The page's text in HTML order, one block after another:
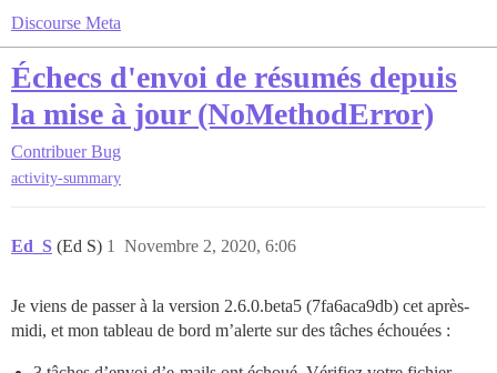
Discourse Meta
Échecs d'envoi de résumés depuis
la mise à jour (NoMethodError)
Contribuer Bug
activity-summary
Ed_S (Ed S) Novembre 2, 2020, 6:06
1
Je viens de passer à la version 2.6.0.beta5 (7fa6aca9db) cet après-
midi, et mon tableau de bord m’alerte sur des tâches échouées :